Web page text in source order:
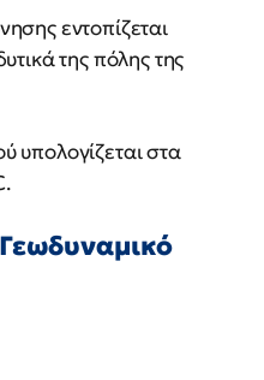
εντοπίζεται
της πόλης της
υπολογίζεται στα